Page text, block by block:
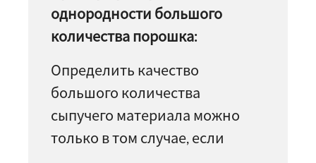
однородности большого
количества порошка:
Определить качество
большого количества
сыпучего материала можно
только в том случае, если